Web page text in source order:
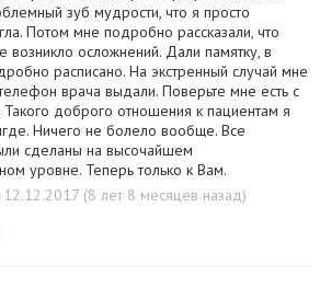
зуб мудрости, что я просто
Потом мне подробно рассказали, что
возникло осложнений. Дали памятку, в
расписано. На экстренный случай мне
врача выдали. Поверьте мне есть с
Такого доброго отношения к пациентам я
Ничего не болело вообще. Все
сделаны на высочайшем
уровне. Теперь только к Вам.
12.12.2017 (8 лет 8 месяцев назад)